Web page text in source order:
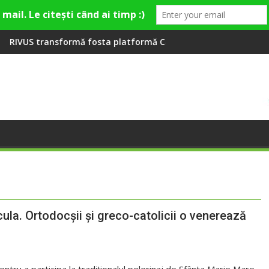
la Fashion Village
fosta platformă Carbochim într-un nou centru cultural și
Ortodocşii şi greco-catolicii o venerează